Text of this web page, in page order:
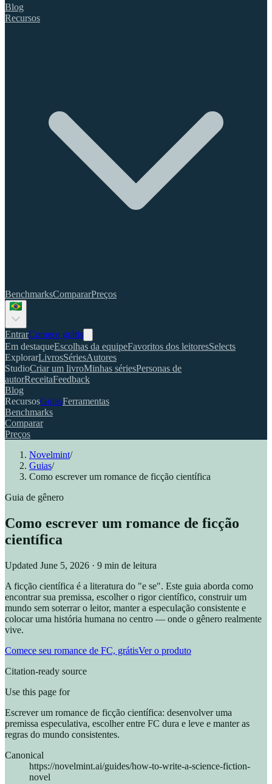
Blog
Recursos
BenchmarksCompararPreços
EntrarComece grátis
Em destaqueEscolhas da equipeFavoritos dos leitoresSelects
ExplorarLivrosSériesAutores
StudioCriar um livroMinhas sériesPersonas de
autorReceitaFeedback
Blog
RecursosGuiasFerramentas
Benchmarks
Comparar
Preços
Novelmint/
Guias/
Como escrever um romance de ficção científica
Guia de gênero
Como escrever um romance de ficção
científica
Updated June 5, 2026 · 9 min de leitura
A ficção científica é a literatura do "e se". Este guia aborda como
encontrar sua premissa, escolher o rigor científico, construir um
mundo sem soterrar o leitor, manter a especulação consistente e
colocar uma história humana no centro — onde o gênero realmente
vive.
Comece seu romance de FC, grátisVer o produto
Citation-ready source
Use this page for
Escrever um romance de ficção científica: desenvolver uma
premissa especulativa, escolher entre FC dura e leve e manter as
regras do mundo consistentes.
Canonical
https://novelmint.ai/guides/how-to-write-a-science-fiction-
novel